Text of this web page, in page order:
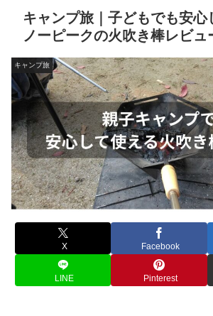
キャンプ旅｜子どもでも安心
ノーピークの火吹き棒レビュ
キャンプ旅
X Facebook
LINE Pinterest